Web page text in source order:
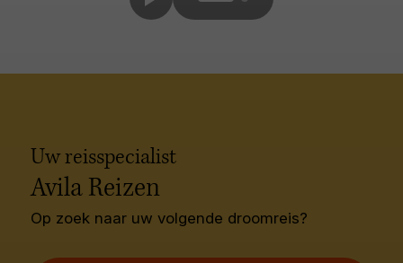
Uw reisspecialist
Avila Reizen
Op zoek naar uw volgende droomreis?